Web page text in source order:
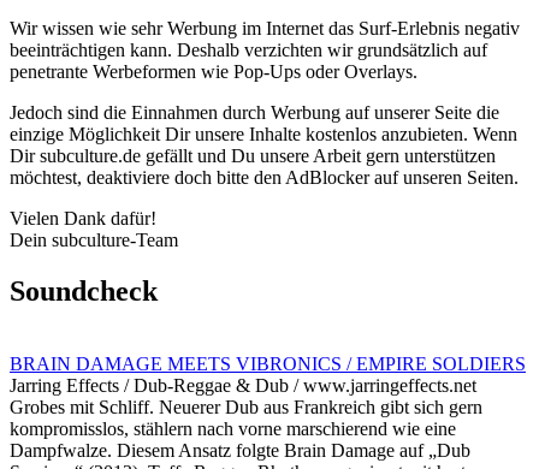
Wir wissen wie sehr Werbung im Internet das Surf-Erlebnis negativ
beeinträchtigen kann. Deshalb verzichten wir grundsätzlich auf
penetrante Werbeformen wie Pop-Ups oder Overlays.
Jedoch sind die Einnahmen durch Werbung auf unserer Seite die
einzige Möglichkeit Dir unsere Inhalte kostenlos anzubieten. Wenn
Dir subculture.de gefällt und Du unsere Arbeit gern unterstützen
möchtest, deaktiviere doch bitte den AdBlocker auf unseren Seiten.
Vielen Dank dafür!
Dein subculture-Team
Soundcheck
BRAIN DAMAGE MEETS VIBRONICS / EMPIRE SOLDIERS
Jarring Effects / Dub-Reggae & Dub / www.jarringeffects.net
Grobes mit Schliff. Neuerer Dub aus Frankreich gibt sich gern
kompromisslos, stählern nach vorne marschierend wie eine
Dampfwalze. Diesem Ansatz folgte Brain Damage auf „Dub